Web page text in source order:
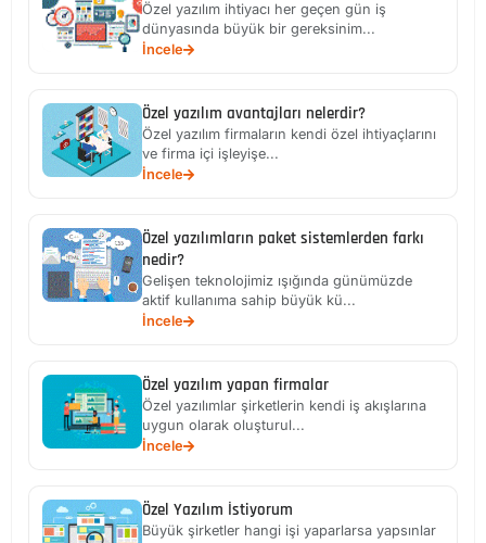
Özel yazılım ihtiyacı her geçen gün iş
dünyasında büyük bir gereksinim...
İncele
Özel yazılım avantajları nelerdir?
Özel yazılım firmaların kendi özel ihtiyaçlarını
ve firma içi işleyişe...
İncele
Özel yazılımların paket sistemlerden farkı
nedir?
Gelişen teknolojimiz ışığında günümüzde
aktif kullanıma sahip büyük kü...
İncele
Özel yazılım yapan firmalar
Özel yazılımlar şirketlerin kendi iş akışlarına
uygun olarak oluşturul...
İncele
Özel Yazılım İstiyorum
Büyük şirketler hangi işi yaparlarsa yapsınlar